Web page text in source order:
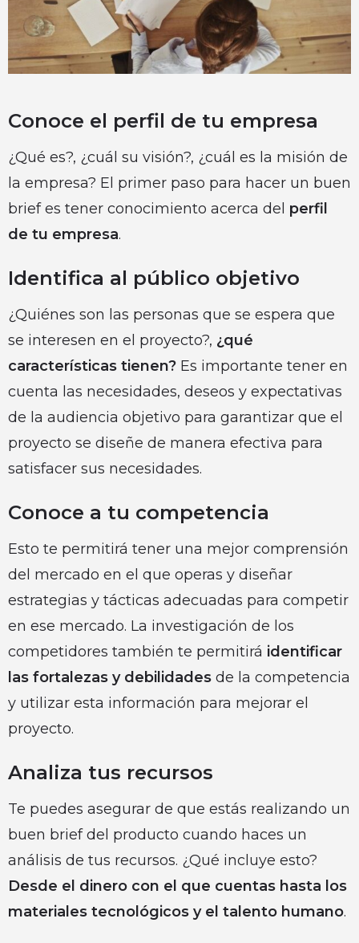
Conoce el perfil de tu empresa
¿Qué es?, ¿cuál su visión?, ¿cuál es la misión de
la empresa? El primer paso para hacer un buen
brief es tener conocimiento acerca del perfil
de tu empresa.
Identifica al público objetivo
¿Quiénes son las personas que se espera que
se interesen en el proyecto?, ¿qué
características tienen? Es importante tener en
cuenta las necesidades, deseos y expectativas
de la audiencia objetivo para garantizar que el
proyecto se diseñe de manera efectiva para
satisfacer sus necesidades.
Conoce a tu competencia
Esto te permitirá tener una mejor comprensión
del mercado en el que operas y diseñar
estrategias y tácticas adecuadas para competir
en ese mercado. La investigación de los
competidores también te permitirá identificar
las fortalezas y debilidades de la competencia
y utilizar esta información para mejorar el
proyecto.
Analiza tus recursos
Te puedes asegurar de que estás realizando un
buen brief del producto cuando haces un
análisis de tus recursos. ¿Qué incluye esto?
Desde el dinero con el que cuentas hasta los
materiales tecnológicos y el talento humano.